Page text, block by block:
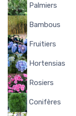
Palmiers
Bambous
Fruitiers
Hortensias
Rosiers
Conifères